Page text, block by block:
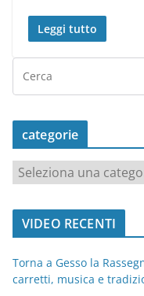
Leggi tutto
categorie
a
t
o
r
VIDEO RECENTI
Torna a Gesso la
carretti, musica e